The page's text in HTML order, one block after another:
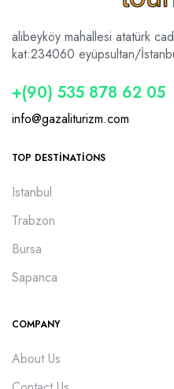
alibeyköy mahallesi atatürk
kat:234060 eyüpsultan/
+(90) 535 878 62 05
info@gazaliturizm.com
TOP DESTINATIONS
Istanbul
Trabzon
Bursa
Sapanca
COMPANY
About Us